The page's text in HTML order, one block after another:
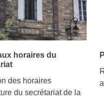
horaires du
des horaires
du secrétariat de la